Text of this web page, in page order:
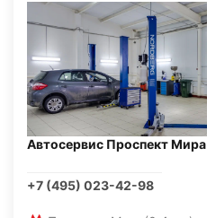
Автосервис Проспект Мира
+7 (495) 023-42-98